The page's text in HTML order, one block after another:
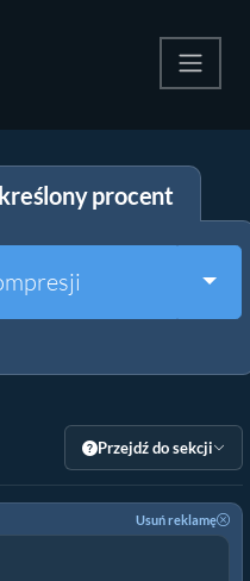
procent
Przejdź do sekcji
Usuń reklamę